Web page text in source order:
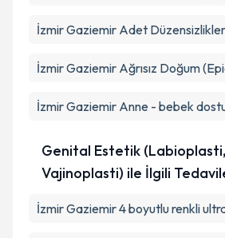
İzmir Gaziemir Adet
İzmir Gaziemir Ağrısız Doğum
İzmir Gaziemir Anne - bebek
Genital Estetik
Vajinoplasti) ile İlgili
İzmir Gaziemir 4 boyutlu renkli